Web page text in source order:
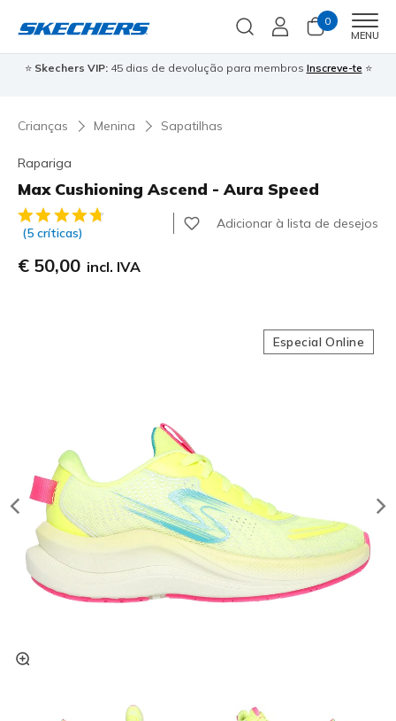
0
MENU
⭐ Skechers VIP:45 dias de devolução para membros Inscreve-te ⭐
Crianças Menina Sapatilhas
Rapariga
Max Cushioning Ascend - Aura Speed
4$7 de 5 – Classificação do cliente
(5 críticas)
Adicionar à lista de desejos
€ 50,00 incl. IVA
Especial Online